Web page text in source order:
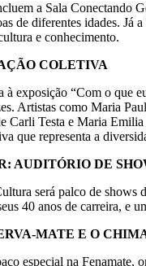
a Sala Conectando
de diferentes idades.
e conhecimento.
COLETIVA
à exposição “Com o que
Artistas como Maria
Testa e Maria
que representa a
AUDITÓRIO DE
será palco de shows
40 anos de carreira, e
MATE E O
especial na Fenamate,